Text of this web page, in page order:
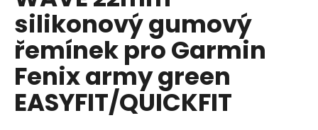
z
5
hvězdiček.
silikonový gumový
řemínek pro Garmin
Fenix army green
EASYFIT/QUICKFIT
a
j
í
t
?